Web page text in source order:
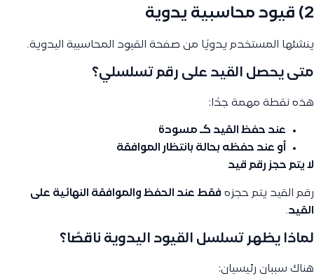
2) قيود محاسبية يدوية
ينشئها المستخدم يدويًا من صفحة القيود المحاسبية اليدوية.
متى يحصل القيد على رقم تسلسلي؟
هذه نقطة مهمة جدًا:
عند حفظ القيد كـ مسودة
أو عند حفظه بحالة بانتظار الموافقة
لا يتم حجز رقم قيد
رقم القيد يتم حجزه فقط عند الحفظ والموافقة النهائية على
القيد.
لماذا يظهر تسلسل القيود اليدوية ناقصًا؟
هناك سببان رئيسيان: